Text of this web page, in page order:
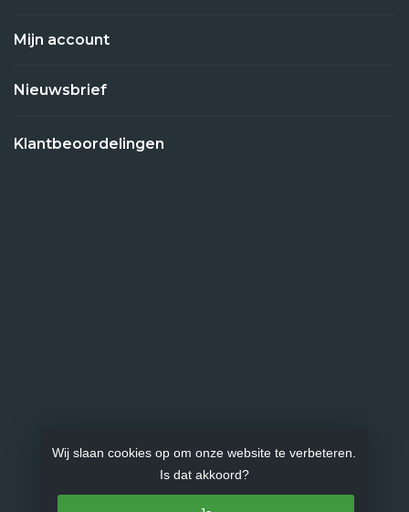
Mijn account
Nieuwsbrief
Klantbeoordelingen
Wij slaan cookies op om onze website te verbeteren.
Is dat akkoord?